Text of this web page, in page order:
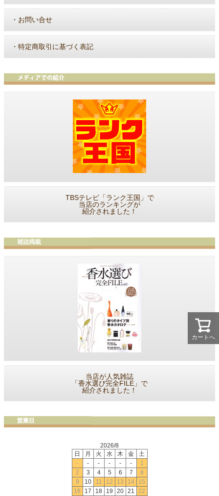
カートへ
・ お問い合せ
・ 特定商取引に基づく表記
TBSテレビ「ランク王国」で
当店のランキングが
紹介されました！
当店が人気雑誌
「香水選び完全FILE」で
紹介されました！
2026/8
日
月 火 水 木 金
土
-
- - - - -
1
2
3 4 5 6 7
8
9
10 11 12 13 14
15
16
17 18 19 20 21 22